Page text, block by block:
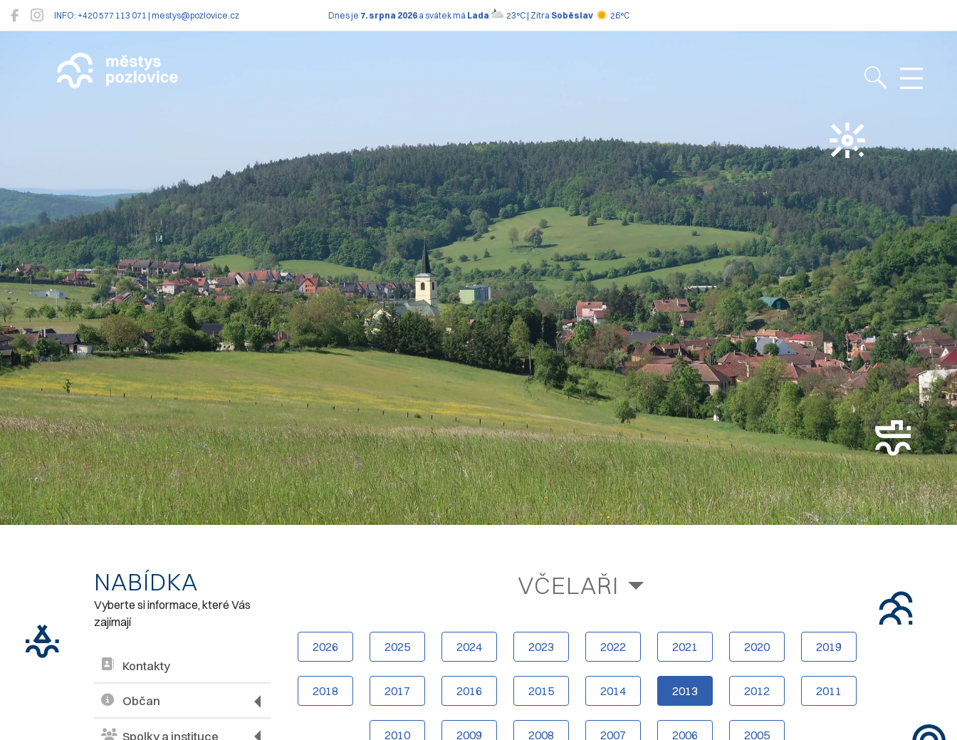
INFO: +420 577 113 071 | mestys@pozlovice.cz Dnes je 7. srpna 2026a svátek má Lada 23°C | Zítra Soběslav 26°C
Pozlovice
NABÍDKA
Vyberte si informace, které Vás
zajímají
Kontakty
Občan
Spolky a instituce
VČELAŘI
2026 2025 2024 2023 2022 2021 2020 2019
2018 2017 2016 2015 2014 2013 2012 2011
2010 2009 2008 2007 2006 2005